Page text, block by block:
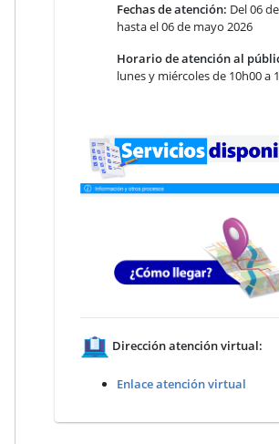
Fechas de atención: Del 06
hasta el 06 de mayo 2026
Horario de atención al
lunes y miércoles de 10h00 a
Dirección atención virtual:
Enlace atención virtual